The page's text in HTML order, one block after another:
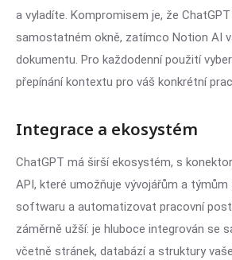
a vyladíte. Kompromisem je, že
samostatném okně, zatímco Notion AI
dokumentu. Pro každodenní použití
přepínání kontextu pro váš konkrétní
Integrace a ekosystém
ChatGPT má širší ekosystém, s
API, které umožňuje vývojářům a
softwaru a automatizovat pracovní
záměrně užší: je hluboce integrován se
včetně stránek, databází a struktury